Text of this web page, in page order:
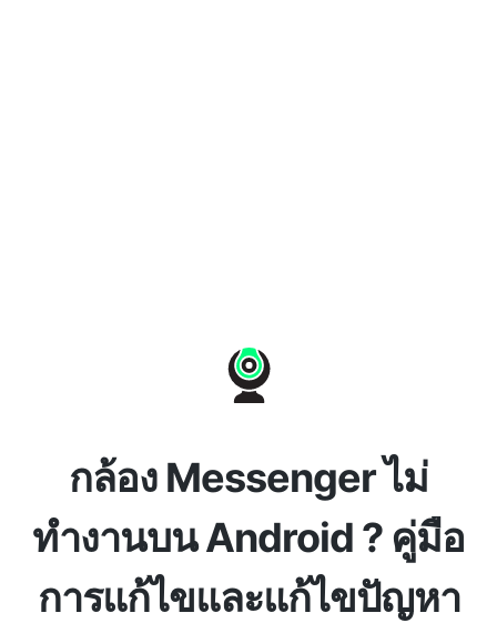
กล้อง Messenger ไม่
ทำงานบน Android ? คู่มือ
การแก้ไขและแก้ไขปัญหา